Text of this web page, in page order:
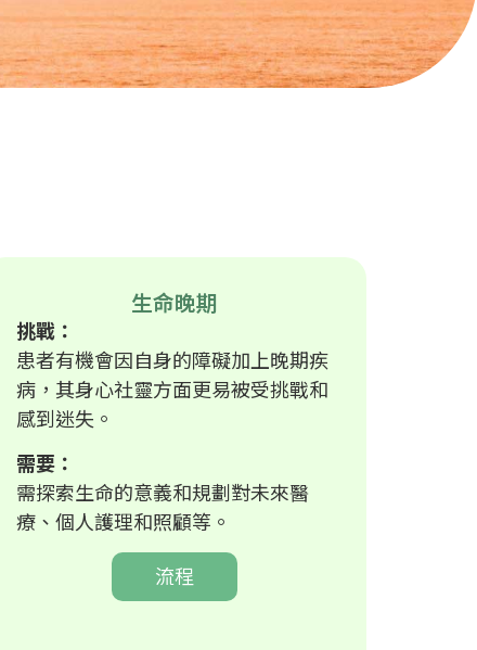
生命晚期
挑戰：
患者有機會因自身的障礙加上晚期疾
病，其身心社靈方面更易被受挑戰和
感到迷失。
需要：
需探索生命的意義和規劃對未來醫
療、個人護理和照顧等。
流程